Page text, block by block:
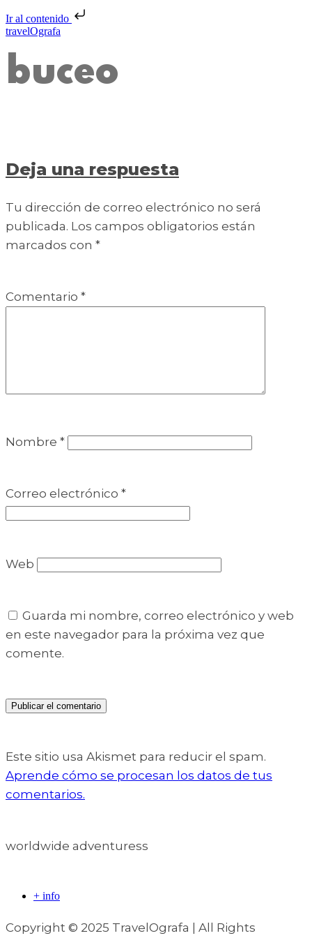
Ir al contenido
travelOgrafa
buceo
Deja una respuesta
Tu dirección de correo electrónico no será
publicada. Los campos obligatorios están
marcados con *
Comentario *
Nombre *
Correo electrónico *
Web
Guarda mi nombre, correo electrónico y web
en este navegador para la próxima vez que
comente.
Este sitio usa Akismet para reducir el spam.
Aprende cómo se procesan los datos de tus
comentarios.
worldwide adventuress
+ info
Copyright © 2025 TravelOgrafa | All Rights